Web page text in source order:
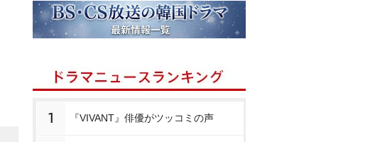
1 『VIVANT』俳優がツッコミの声